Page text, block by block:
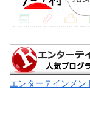
エンターテインメン